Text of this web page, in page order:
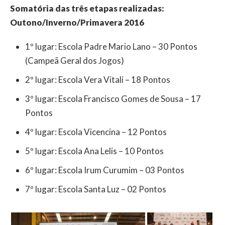
Somatória das três etapas realizadas:
Outono/Inverno/Primavera 2016
1º lugar: Escola Padre Mario Lano – 30 Pontos
(Campeã Geral dos Jogos)
2º lugar: Escola Vera Vitali – 18 Pontos
3º lugar: Escola Francisco Gomes de Sousa – 17
Pontos
4º lugar: Escola Vicencina – 12 Pontos
5º lugar: Escola Ana Lelis – 10 Pontos
6º lugar: Escola Irum Curumim – 03 Pontos
7º lugar: Escola Santa Luz – 02 Pontos